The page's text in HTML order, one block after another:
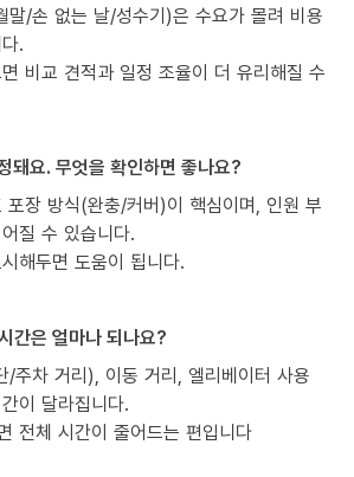
말/손 없는 날/성수기)은 수요가 몰려 비용
.
비교 견적과 일정 조율이 더 유리해질 수
돼요. 무엇을 확인하면 좋나요?
장 방식(완충/커버)이 핵심이며, 인원 부
질 수 있습니다.
해두면 도움이 됩니다.
간은 얼마나 되나요?
/주차 거리), 이동 거리, 엘리베이터 사용
이 달라집니다.
전체 시간이 줄어드는 편입니다